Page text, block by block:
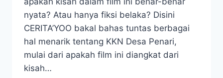
nyata? Atau hanya fiksi belaka? Disini
CERITA’YOO bakal bahas tuntas berbagai
hal menarik tentang KKN Desa Penari,
mulai dari apakah film ini diangkat dari
kisah…